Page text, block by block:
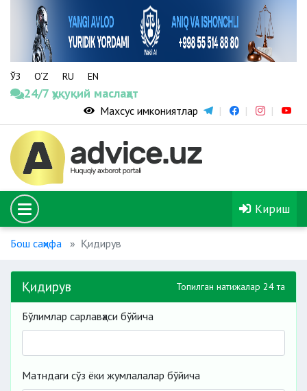
ЎЗ O‘Z RU EN
24/7 ҳуқуқий маслаҳат
Махсус имкониятлар
Кириш
Бош саҳифа Қидирув
Қидирув Топилган натижалар 24 та
Бўлимлар сарлавҳаси бўйича
Матндаги сўз ёки жумлалалар бўйича